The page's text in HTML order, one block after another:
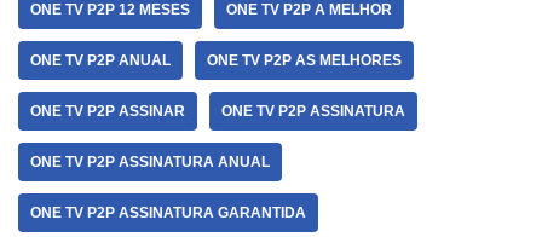
ONE TV P2P 12 MESES ONE TV P2P A MELHOR
ONE TV P2P ANUAL ONE TV P2P AS MELHORES
ONE TV P2P ASSINAR ONE TV P2P ASSINATURA
ONE TV P2P ASSINATURA ANUAL
ONE TV P2P ASSINATURA GARANTIDA